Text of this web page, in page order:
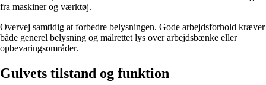
fra maskiner og værktøj.
Overvej samtidig at forbedre belysningen. Gode arbejdsforhold kræver
både generel belysning og målrettet lys over arbejdsbænke eller
opbevaringsområder.
Gulvets tilstand og funktion